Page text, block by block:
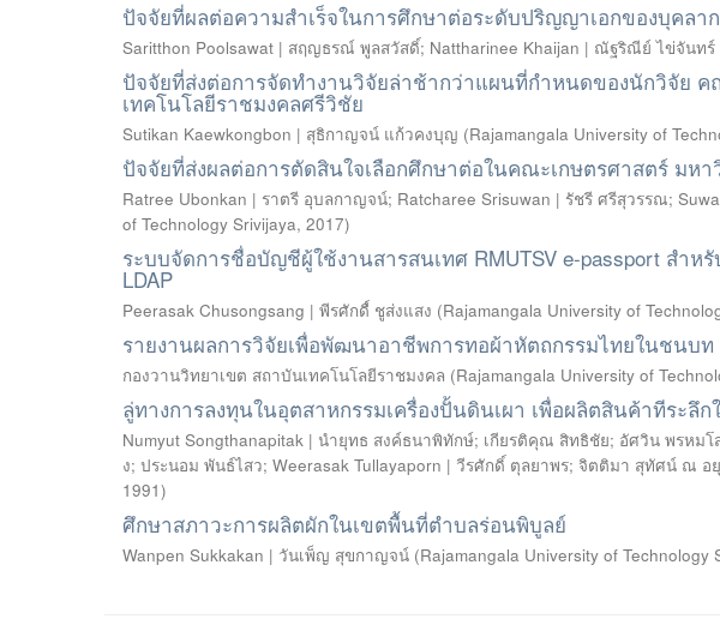
ปัจจัยที่ผลต่อความสำเร็จในการศึกษาต่อระดับปริญญาเอกของบุคล
Saritthon Poolsawat | สฤญธรณ์ พูลสวัสดิ์; Nattharinee Khaijan | ณัฐริณีย์ ไข่จันทร์
ปัจจัยที่ส่งต่อการจัดทำงานวิจัยล่าช้ากว่าแผนที่กำหนดของนักวิจัย
เทคโนโลยีราชมงคลศรีวิชัย
Sutikan Kaewkongbon | สุธิกาญจน์ แก้วคงบุญ (Rajamangala University of
ปัจจัยที่ส่งผลต่อการตัดสินใจเลือกศึกษาต่อในคณะเกษตรศาสตร์ มห
Ratree Ubonkan | ราตรี อุบลกาญจน์; Ratcharee Srisuwan | รัชรี ศรีสุวรรณ;
of Technology Srivijaya, 2017)
ระบบจัดการชื่อบัญชีผู้ใช้งานสารสนเทศ RMUTSV e-passport สำ
LDAP
Peerasak Chusongsang | พีรศักดื์ ชูส่งแสง (Rajamangala University of
รายงานผลการวิจัยเพื่อพัฒนาอาชีพการทอผ้าหัตถกรรมไทยในชนบท
กองวานวิทยาเขต สถาบันเทคโนโลยีราชมงคล (Rajamangala University of
ลู่ทางการลงทุนในอุตสาหกรรมเครื่องปั้นดินเผา เพื่อผลิตสินค้าทีระลึก
Numyut Songthanapitak | นำยุทธ สงค์ธนาพิทักษ์; เกียรติคุณ สิทธิชัย; อัศวิน พรหมโ
ง; ประนอม พันธ์ไสว; Weerasak Tullayaporn | วีรศักดิ์ ตุลยาพร; จิตติมา สุทัศน์ ณ อ
1991)
ศึกษาสภาวะการผลิตผักในเขตพื้นที่ตำบลร่อนพิบูลย์
Wanpen Sukkakan | วันเพ็ญ สุขกาญจน์ (Rajamangala University of Technology